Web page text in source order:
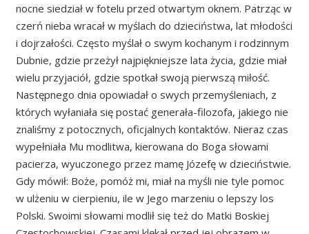
nocne siedział w fotelu przed otwartym oknem. Patrząc w
czerń nieba wracał w myślach do dzieciństwa, lat młodości
i dojrzałości. Często myślał o swym kochanym i rodzinnym
Dubnie, gdzie przeżył najpiękniejsze lata życia, gdzie miał
wielu przyjaciół, gdzie spotkał swoją pierwszą miłość.
Następnego dnia opowiadał o swych przemyśleniach, z
których wyłaniała się postać generała-filozofa, jakiego nie
znaliśmy z potocznych, oficjalnych kontaktów. Nieraz czas
wypełniała Mu modlitwa, kierowana do Boga słowami
pacierza, wyuczonego przez mamę Józefę w dzieciństwie.
Gdy mówił: Boże, pomóż mi, miał na myśli nie tyle pomoc
w ulżeniu w cierpieniu, ile w Jego marzeniu o lepszy los
Polski. Swoimi słowami modlił się też do Matki Boskiej